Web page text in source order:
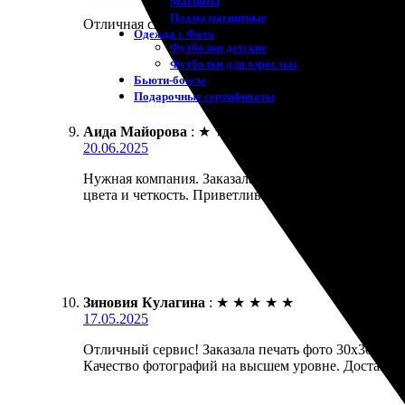
Пазлы магнитные
Одежда с Фото
Футболки детские
Футболки для взрослых
Бьюти-боксы
Подарочные сертификаты
Отличная служба фотопечати. Заказ пришёл
Аида Майорова : ★ ★
20.06.2025
Нужная компания. Заказала печать фотографии
цвета и четкость. Приветливые сотрудники, все
Зиновия Кулагина : ★ ★ ★ ★ ★
17.05.2025
Отличный сервис! Заказала печать фото 30х30.
Качество фотографий на высшем уровне.